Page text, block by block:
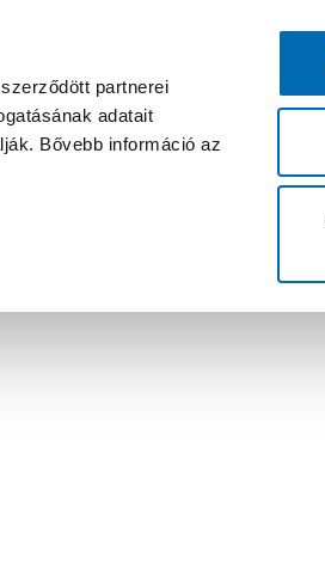
partnerei
adatait
Bővebb információ az